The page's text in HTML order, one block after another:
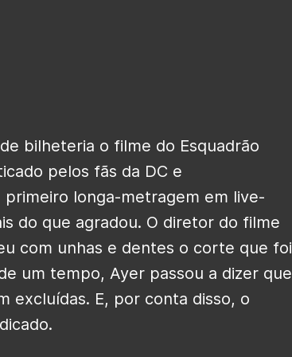
bilheteria o filme do Esquadrão
pelos fãs da DC e
longa-metragem em live-
do que agradou. O diretor do filme
com unhas e dentes o corte que foi
um tempo, Ayer passou a dizer que
excluídas. E, por conta disso, o